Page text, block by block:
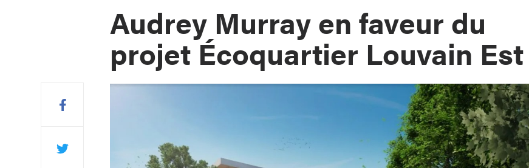
Audrey Murray en faveur du
projet Écoquartier Louvain Est